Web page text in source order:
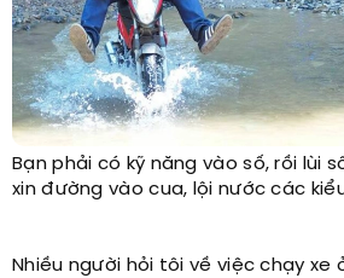
Bạn phải có kỹ năng vào số, rồi lùi
xin đường vào cua, lội nước các
Nhiều người hỏi tôi về việc chạy xe